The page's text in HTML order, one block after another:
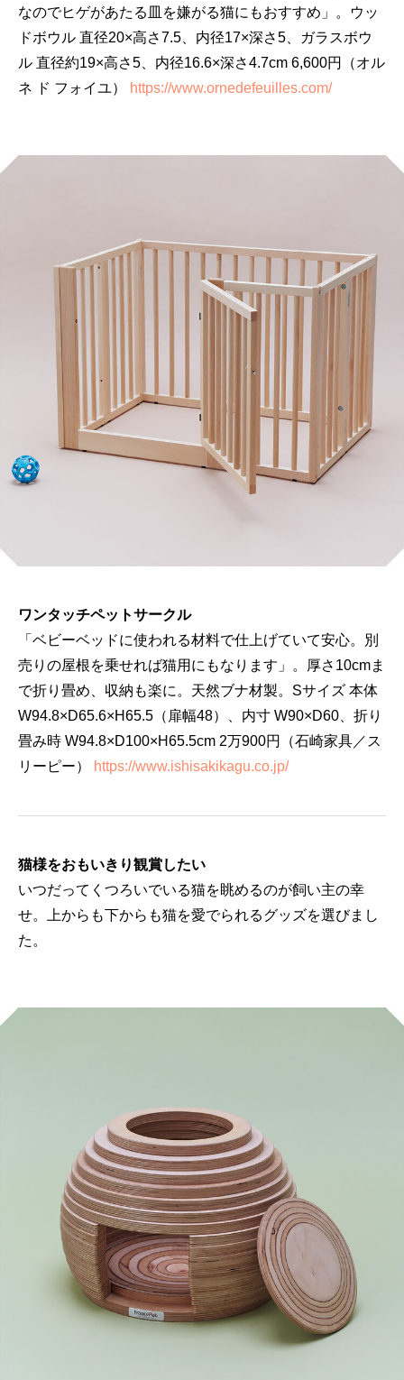
なのでヒゲがあたる皿を嫌がる猫にもおすすめ」。ウッ
ドボウル 直径20×高さ7.5、内径17×深さ5、ガラスボウ
ル 直径約19×高さ5、内径16.6×深さ4.7cm 6,600円（オル
ネ ド フォイユ）
https://www.ornedefeuilles.com/
ワンタッチペットサークル
「ベビーベッドに使われる材料で仕上げていて安心。別
売りの屋根を乗せれば猫用にもなります」。厚さ10cmま
で折り畳め、収納も楽に。天然ブナ材製。Sサイズ 本体
W94.8×D65.6×H65.5（扉幅48）、内寸 W90×D60、折り
畳み時 W94.8×D100×H65.5cm 2万900円（石崎家具／ス
リーピー）
https://www.ishisakikagu.co.jp/
猫様をおもいきり観賞したい
いつだってくつろいでいる猫を眺めるのが飼い主の幸
せ。上からも下からも猫を愛でられるグッズを選びまし
た。